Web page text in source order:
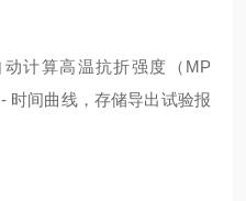
计算高温抗折强度（MP
时间曲线，存储导出试验报